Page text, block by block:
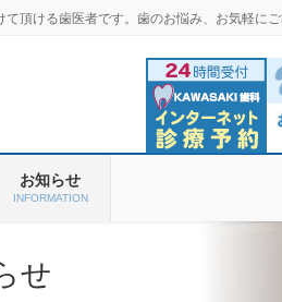
頂ける歯医者です。歯のお悩み、お気軽に
お知らせ
INFORMATION
せ